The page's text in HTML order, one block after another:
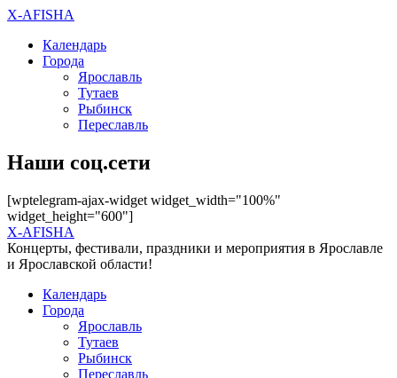
X-AFISHA
Календарь
Города
Ярославль
Тутаев
Рыбинск
Переславль
Наши соц.сети
[wptelegram-ajax-widget widget_width="100%"
widget_height="600"]
X-AFISHA
Концерты, фестивали, праздники и мероприятия в Ярославле
и Ярославской области!
Календарь
Города
Ярославль
Тутаев
Рыбинск
Переславль